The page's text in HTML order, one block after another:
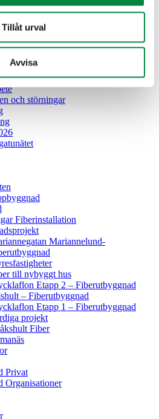
Tillåt urval
Avvisa
25-26 april 2026
Park samt Mark & Anläggning)
lekplatser
och störningar
Fiberinstallation
Mariannelund-
till nybyggt hus
Etapp 2 – Fiberutbyggnad
– Fiberutbyggnad
Etapp 1 – Fiberutbyggnad
projekt
Fiber
Privat
Organisationer